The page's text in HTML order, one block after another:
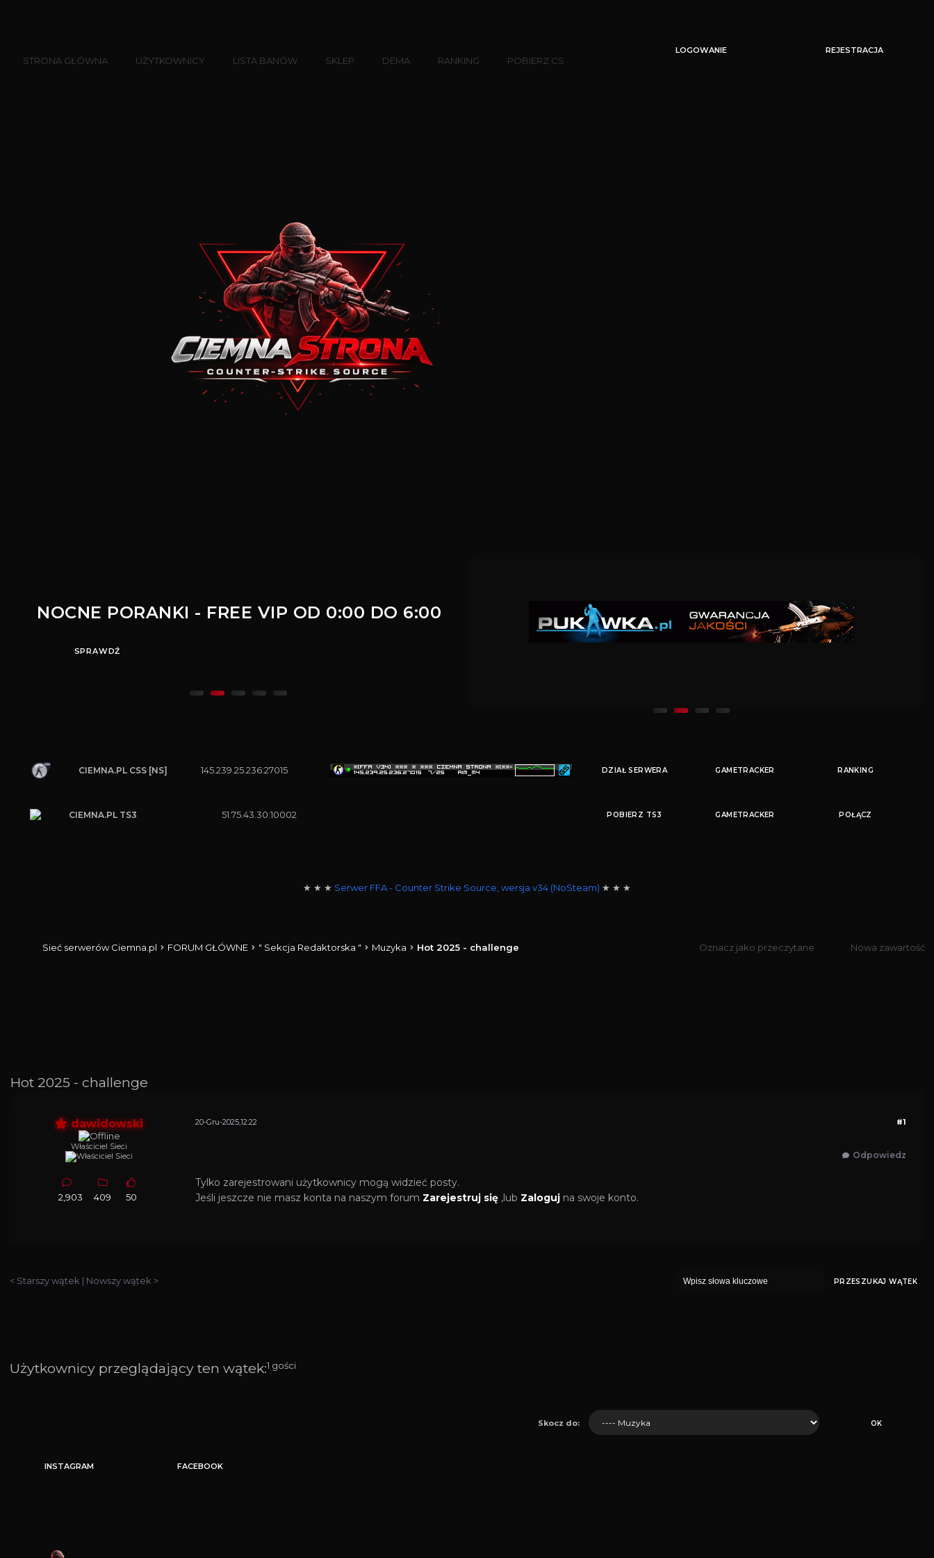
STRONA GŁÓWNA UŻYTKOWNICY LISTA BANÓW SKLEP DEMA RANKING POBIERZ CS
LOGOWANIE REJESTRACJA
NOCNE PORANKI - FREE VIP OD 0:00 DO 6:00
SPRAWDŹ
DARMOWY VIP DLA KOBIET
CIEMNA.PL CSS [NS] 145.239.25.236:27015 DZIAŁ SERWERA RANKING
CIEMNA.PL TS3 51.75.43.30:10002 POBIERZ TS3 POŁĄCZ
★ ★ ★ Serwer FFA - Counter Strike Source, wersja v34 (NoSteam) ★ ★ ★
Sieć serwerów Ciemna.pl FORUM GŁÓWNE " Sekcja Redaktorska " Muzyka Hot 2025 - challenge Oznacz jako przeczytane Nowa zawartość
Hot 2025 - challenge
dawidowski
Właściciel Sieci
2,903 409 50
#1
20-Gru-2025,12:22
Tylko zarejestrowani użytkownicy mogą widzieć posty.
Jeśli jeszcze nie masz konta na naszym forum Zarejestruj się,lub Zalogujna swoje konto.
Odpowiedz
< Starszy wątek | Nowszy wątek >
Użytkownicy przeglądający ten wątek:1 gości
Skocz do:
INSTAGRAM FACEBOOK